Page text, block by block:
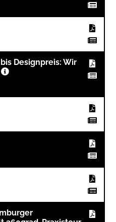
Designpreis: Wir